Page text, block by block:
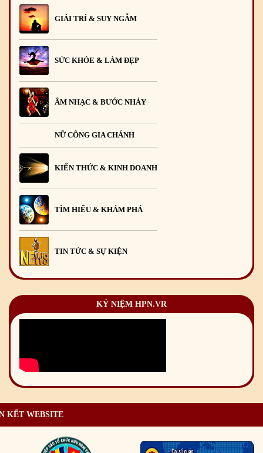
GIẢI TRÍ & SUY NGẪM
SỨC KHỎE & LÀM ĐẸP
ÂM NHẠC & BƯỚC NHẢY
NỮ CÔNG GIA CHÁNH
KIẾN THỨC & KINH DOANH
TÌM HIỂU & KHÁM PHÁ
TIN TỨC & SỰ KIỆN
KỶ NIỆM HPN.VR
KẾT WEBSITE